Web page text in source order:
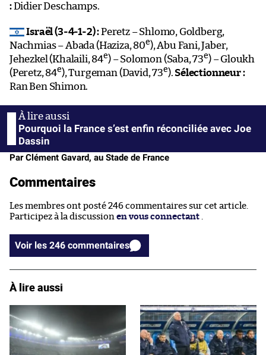
:Didier Deschamps.
Israël (3-4-1-2) :Peretz – Shlomo, Goldberg,
Nachmias – Abada (Haziza, 80e), Abu Fani, Jaber,
Jehezkel (Khalaili, 84e) – Solomon (Saba, 73e) – Gloukh
(Peretz, 84e), Turgeman (David, 73e). Sélectionneur :
Ran Ben Shimon.
Pourquoi la France s’est enfin réconciliée avec Joe
Dassin
Par Clément Gavard, au Stade de France
Commentaires
Les membres ont posté 246 commentaires sur cet article.
Participez à la discussion en vous connectant
Voir les 246 commentaires
À lire aussi